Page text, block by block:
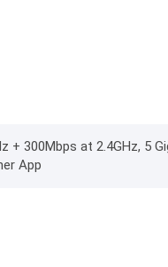
+ 300Mbps at 2.4GHz, 5
App